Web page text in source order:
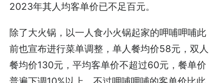
2023年其人均客单价已不足百元。
除了大火锅，以一人食小火锅起家的呷哺呷哺此
前也宣布进行菜单调整，单人餐均价58元，双人
餐均价130元，平均客单价不超过60元，餐单价